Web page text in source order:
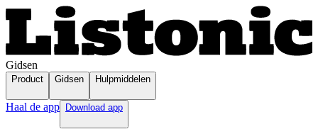
Gidsen
Product Gidsen Hulpmiddelen
Haal de app Download app